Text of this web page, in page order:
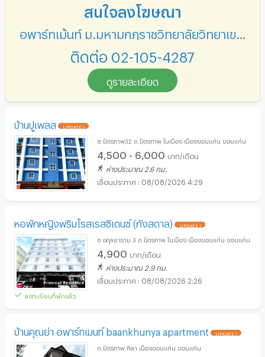
สนใจลงโฆษณา
ติดต่อ 02-105-4287
ดูรายละเอียด
บ้านปูเพลส UPDATE !
ซ.มิตรภาพ32 ถ.มิตรภาพ ในเมือง เมืองขอนแก่น ขอนแก่น
4,500 - 6,000 บาท/เดือน
ห่างประมาณ 2.6 กม.
08/08/2026 4:29
หอพักหญิงพริมโรสเรสซิเดนซ์ (กังสดาล) UPDATE !
ลงทะเบียนที่พักแล้ว
ซ.อดุลยาราม 3 ถ.มิตรภาพ ในเมือง เมืองขอนแก่น ขอนแก่น
4,900 บาท/เดือน
ห่างประมาณ 2.9 กม.
08/08/2026 2:26
บ้านคุณย่า อพาร์ทเมนท์ baankhunya apartment UPDATE !
ถ.มิตรภาพ ศิลา เมืองขอนแก่น ขอนแก่น